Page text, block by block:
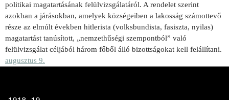
politikai magatartásának felülvizsgálatáról. A rendelet szerint
azokban a járásokban, amelyek községeiben a lakosság számottevő
része az elmúlt években hitlerista (volksbundista, fasiszta, nyilas)
magatartást tanúsított, „nemzethűségi szempontból” való
felülvizsgálat céljából három főből álló bizottságokat kell felállítani.
augusztus 9.